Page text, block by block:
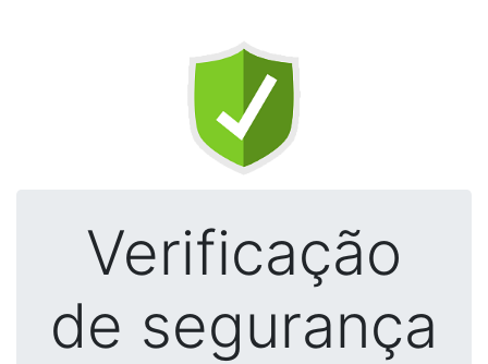
Verificação
de segurança